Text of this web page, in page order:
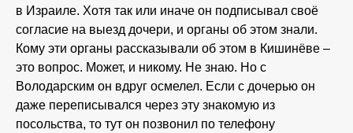
в Израиле. Хотя так или иначе он подписывал своё
согласие на выезд дочери, и органы об этом знали.
Кому эти органы рассказывали об этом в Кишинёве –
это вопрос. Может, и никому. Не знаю. Но с
Володарским он вдруг осмелел. Если с дочерью он
даже переписывался через эту знакомую из
посольства, то тут он позвонил по телефону